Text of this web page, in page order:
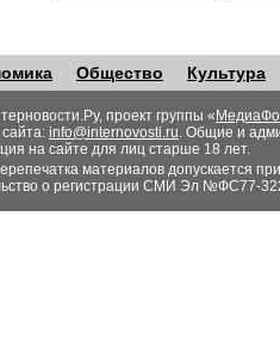
Общество Культура
проект группы «
info@internovosti.ru. Общие и
на сайте для лиц старше 18 лет.
материалов допускается
о регистрации СМИ Эл №ФС77-